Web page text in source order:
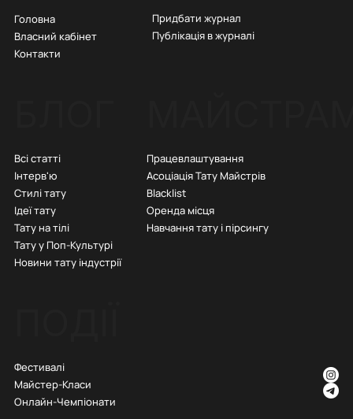
Головна
Власний кабінет
Контакти
Придбати журнал
Публікація в журналі
Всі статті
Інтерв'ю
Стилі тату
Ідеї тату
Тату на тілі
Тату у Поп-Культурі
Новини тату індустрії
Працевлаштування
Асоціація Тату Майстрів
Blacklist
Оренда місця
Навчання тату і пірсингу
Фестивалі
Майстер-Класи
Онлайн-Чемпіонати